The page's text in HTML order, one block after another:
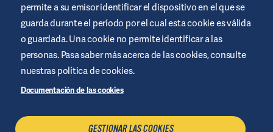
Cookies
Aviso legal
Administrar cookies
Política de Seguridad de la Información
permite a su emisor identificar el dispositivo en el que se
guarda durante el período por el cual esta cookie es válida
o guardada. Una cookie no permite identificar a las
personas. Pasa saber más acerca de las cookies, consulte
nuestras política de cookies.
Documentación de las cookies
GESTIONAR LAS COOKIES